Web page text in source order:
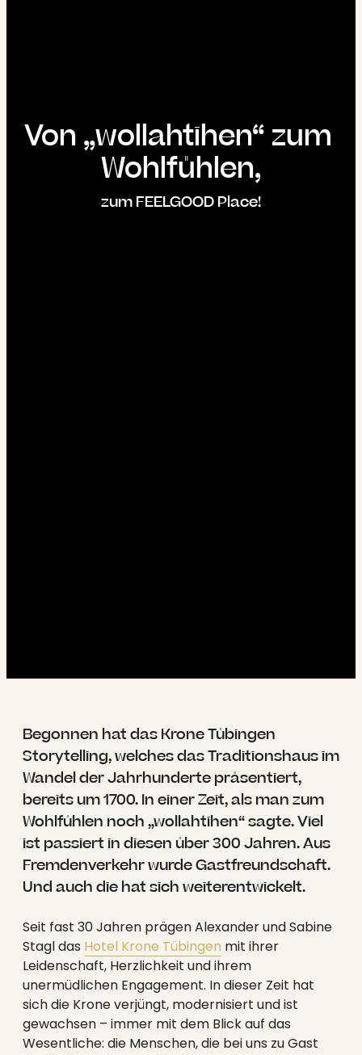
----
----
----
Von „wollahtihen“ zum
Wohlfühlen,
zum FEELGOOD Place!
Begonnen hat das Krone Tübingen
Storytelling, welches das Traditionshaus im
Wandel der Jahrhunderte präsentiert,
bereits um 1700. In einer Zeit, als man zum
Wohlfühlen noch „wollahtihen“ sagte. Viel
ist passiert in diesen über 300 Jahren. Aus
Fremdenverkehr wurde Gastfreundschaft.
Und auch die hat sich weiterentwickelt.
Seit fast 30 Jahren prägen Alexander und Sabine
Stagl das Hotel Krone Tübingen mit ihrer
Leidenschaft, Herzlichkeit und ihrem
unermüdlichen Engagement. In dieser Zeit hat
sich die Krone verjüngt, modernisiert und ist
gewachsen – immer mit dem Blick auf das
Wesentliche: die Menschen, die bei uns zu Gast